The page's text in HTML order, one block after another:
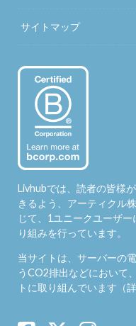
サイトマップ
Livhubでは、読者の皆様
きるよう、アーティクル
じて、1ユニークユーザ
り組みを行っています。
当サイトは、サーバーの
うCO2排出などにおいて
トに取り組んでいます（